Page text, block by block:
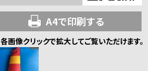
A4で印刷する
各画像クリックで拡大してご覧いただけます。